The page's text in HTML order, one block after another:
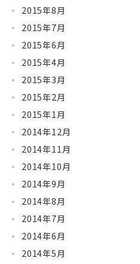
2015年8月
2015年7月
2015年6月
2015年4月
2015年3月
2015年2月
2015年1月
2014年12月
2014年11月
2014年10月
2014年9月
2014年8月
2014年7月
2014年6月
2014年5月